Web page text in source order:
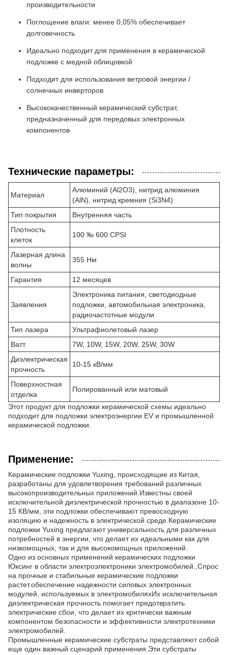
производительности
Поглощение влаги: менее 0,05% обеспечивает
долговечность
Идеально подходит для применения в керамической
подложке с медной облицовкой
Подходит для использования ветровой энергии /
солнечных инверторов
Высококачественный керамический субстрат,
предназначенный для передовых электронных
компонентов
Технические параметры:
Материал
Алюминий (Al2O3), нитрид алюминия
(AlN), нитрид кремния (Si3N4)
Тип покрытия
Внутренняя часть
Плотность
клеток
100 ‰ 600 CPSI
Лазерная длина
волны
355 Нм
Гарантия 12 месяцев
Заявления
Электроника питания, светодиодные
подложки, автомобильная электроника,
радиочастотные модули
Тип лазера
Ультрафиолетовый лазер
Ватт
7W, 10W, 15W, 20W, 25W, 30W
Диэлектрическая
прочность
10-15 кВ/мм
Поверхностная
отделка
Полированный или матовый
Этот продукт для подложки керамической схемы идеально
подходит для подложки электроэнергии EV и промышленной
керамической подложки.
Применение:
Керамические подложки Yuxing, происходящие из Китая,
разработаны для удовлетворения требований различных
высокопроизводительных приложений.Известны своей
исключительной диэлектрической прочностью в диапазоне 10-
15 КВ/мм, эти подложки обеспечивают превосходную
изоляцию и надежность в электрической среде.Керамические
подложки Yuxing предлагают универсальность для различных
потребностей в энергии, что делает их идеальными как для
низкомощных, так и для высокомощных приложений.
Одно из основных применений керамических подложки
Юксинг в области электроэлектроники электромобилей.,Спрос
на прочные и стабильные керамические подложки
растет.обеспечение надежности силовых электронных
модулей, используемых в электромобиляхИх исключительная
диэлектрическая прочность помогает предотвратить
электрические сбои, что делает их критически важным
компонентом безопасности и эффективности электротехники
электромобилей.
Промышленные керамические субстраты представляют собой
еще один важный сценарий применения.Эти субстраты